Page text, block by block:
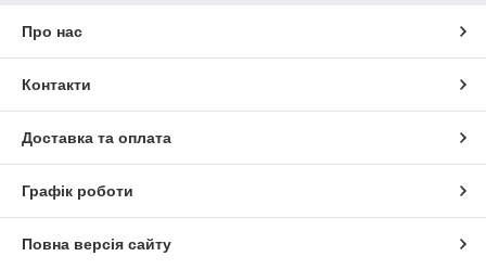
Про нас
Контакти
Доставка та оплата
Графік роботи
Повна версія сайту